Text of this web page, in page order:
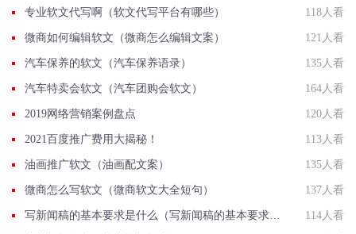
专业软文代写啊（软文代写平台有哪些） 118人看
微商如何编辑软文（微商怎么编辑文案） 121人看
汽车保养的软文（汽车保养语录） 135人看
汽车特卖会软文（汽车团购会软文） 164人看
2019网络营销案例盘点 120人看
2021百度推广费用大揭秘！ 113人看
油画推广软文（油画配文案） 135人看
微商怎么写软文（微商软文大全短句） 137人看
写新闻稿的基本要求是什么（写新闻稿的基本要求是什么呢） 114人看